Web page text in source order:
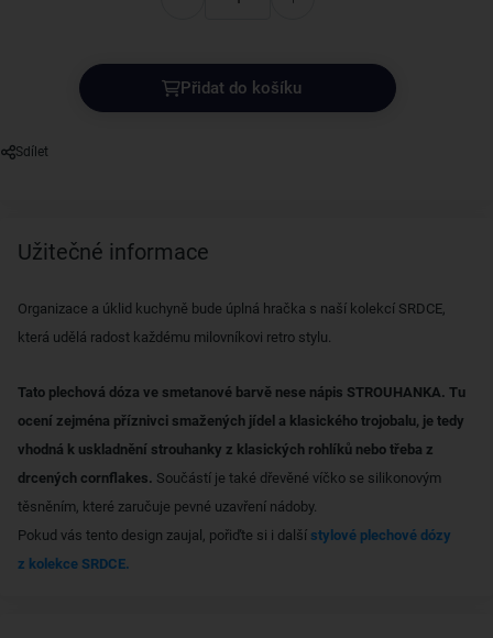
Přidat do košíku
Sdílet
Užitečné informace
Organizace a úklid kuchyně bude úplná hračka s naší kolekcí SRDCE,
která udělá radost každému milovníkovi retro stylu.
Tato plechová dóza ve smetanové barvě nese nápis STROUHANKA. Tu
ocení zejména příznivci smažených jídel a klasického trojobalu, je tedy
vhodná k uskladnění strouhanky z klasických rohlíků nebo třeba z
drcených cornflakes. Součástí je také dřevěné víčko se silikonovým
těsněním, které zaručuje pevné uzavření nádoby.
Pokud vás tento design zaujal, pořiďte si i další stylové plechové dózy
z kolekce SRDCE.